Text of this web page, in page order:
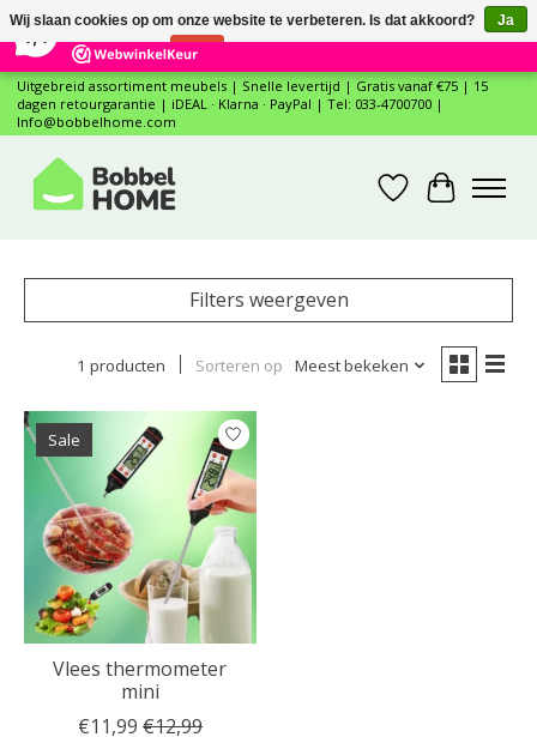
12 Reviews ×
Uitgebreid assortiment meubels | Snelle levertijd | Gratis vanaf €75 | 15
dagen retourgarantie | iDEAL · Klarna · PayPal | Tel: 033-4700700 |
Info@bobbelhome.com
Verlanglijst
Filters weergeven
1 producten Sorteren op Meest bekeken
Sale
Vlees thermometer
mini
€11,99 €12,99
Wij slaan cookies op om onze website te verbeteren. Is dat akkoord?
Ja
Nee